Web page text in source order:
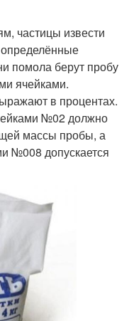
частицы извести
помола берут пробу
ячейками.
в процентах.
№02 должно
массы пробы, а
№008 допускается